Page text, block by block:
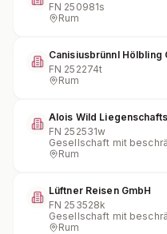
FN 250981s
Rum
Canisiusbrünnl Hölbling
FN 252274t
Rum
Alois Wild
FN 252531w
Gesellschaft mit
Rum
Lüftner Reisen GmbH
FN 253528k
Gesellschaft mit
Rum